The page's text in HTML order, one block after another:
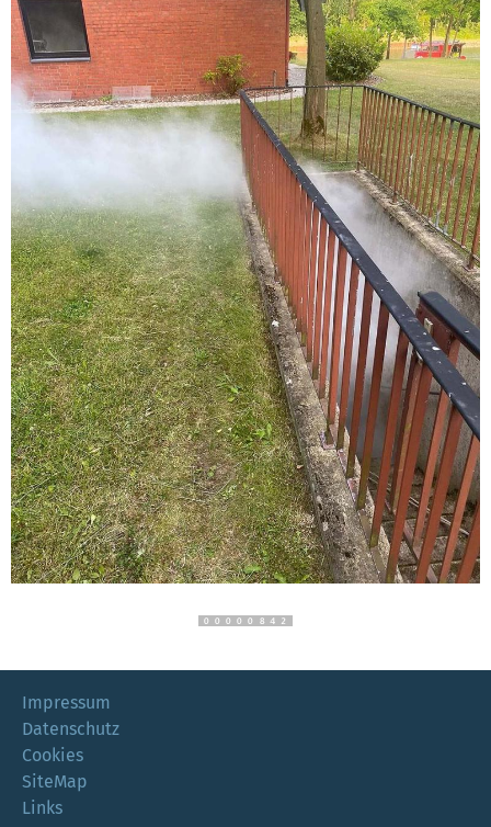
Impressum
Datenschutz
Cookies
SiteMap
Links